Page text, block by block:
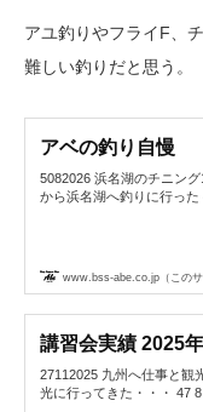
アユ釣りやフライF、
難しい釣りだと思う。
アベの釣り自慢
5082026 浜名湖のチニン
から浜名湖へ釣りに行った
www.bss-abe.co.jp（このサ
講習会実績 2025年
27112025 九州へ仕事と観
光に行ってきた・・・ 47 8